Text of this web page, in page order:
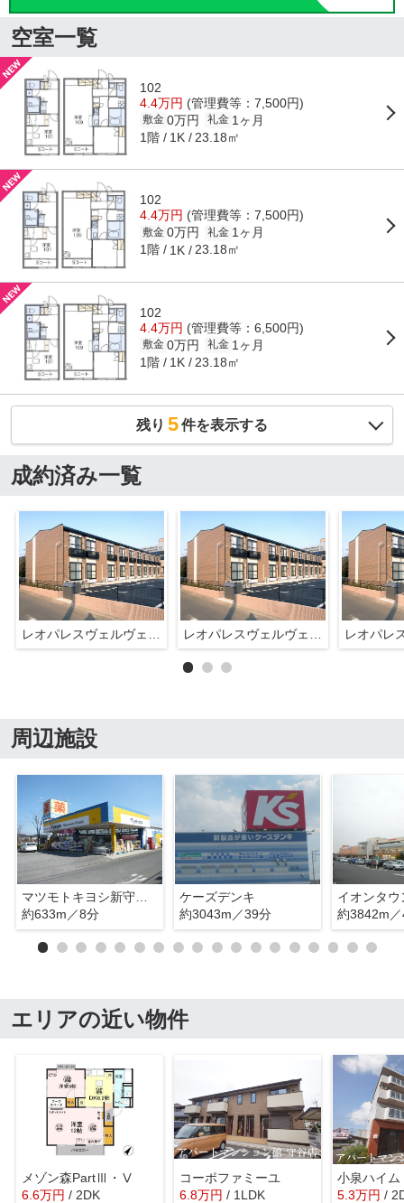
空室一覧
102
4.4万円 (管理費等：7,500円)
敷金 0万円 礼金 1ヶ月
1階 1K 23.18㎡
102
4.4万円 (管理費等：7,500円)
敷金 0万円 礼金 1ヶ月
1階 1K 23.18㎡
102
4.4万円 (管理費等：6,500円)
敷金 0万円 礼金 1ヶ月
1階 1K 23.18㎡
残り 5件を表示する
成約済み一覧
周辺施設
マツモトキヨシ新守谷店
約633m／8分
ケーズデンキ
約3043m／39分
イオンタウ
約3842m
エリアの近い物件
メゾン森PartⅢ・Ⅴ
6.6万円 / 2DK
コーポファミーユ
6.8万円 / 1LDK
小泉ハイム
5.3万円 /